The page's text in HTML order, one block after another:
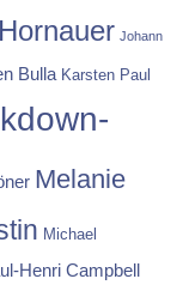
Johann
Bulla Karsten Paul
Melanie
Michael
Henri Campbell